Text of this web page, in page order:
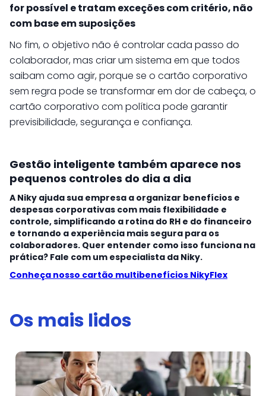
for possível e tratam exceções com critério, não
com base em suposições
No fim, o objetivo não é controlar cada passo do
colaborador, mas criar um sistema em que todos
saibam como agir, porque se o cartão corporativo
sem regra pode se transformar em dor de cabeça, o
cartão corporativo com política pode garantir
previsibilidade, segurança e confiança.
Gestão inteligente também aparece nos
pequenos controles do dia a dia
A Niky ajuda sua empresa a organizar benefícios e
despesas corporativas com mais flexibilidade e
controle, simplificando a rotina do RH e do financeiro
e tornando a experiência mais segura para os
colaboradores. Quer entender como isso funciona na
prática? Fale com um especialista da Niky.
Conheça nosso cartão multibenefícios NikyFlex
Os mais lidos